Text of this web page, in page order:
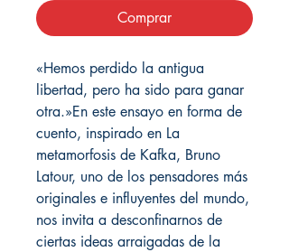
Comprar
«Hemos perdido la antigua
libertad, pero ha sido para ganar
otra.»En este ensayo en forma de
cuento, inspirado en La
metamorfosis de Kafka, Bruno
Latour, uno de los pensadores más
originales e influyentes del mundo,
nos invita a desconfinarnos de
ciertas ideas arraigadas de la